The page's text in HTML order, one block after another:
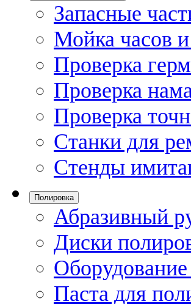
Запасные
Мойка часов
Проверка
Проверка
Проверка
Станки для
Стенды
Полировка
Абразивный
Диски
Паста для